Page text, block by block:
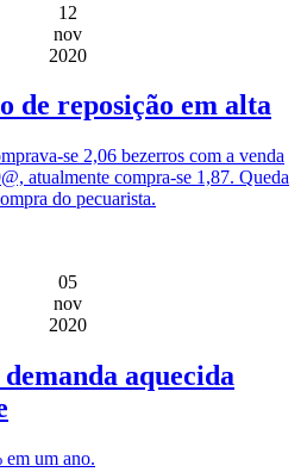
12
nov
2020
de reposição em alta
se 2,06 bezerros com a venda
atualmente compra-se 1,87. Queda
do pecuarista.
05
nov
2020
aquecida
em um ano.